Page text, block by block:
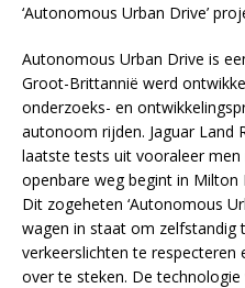
‘Autonomous Urban Drive’
Autonomous Urban Drive is
Groot-Brittannië werd
onderzoeks- en
autonoom rijden. Jaguar Land
laatste tests uit vooraleer
openbare weg begint in Milton
Dit zogeheten ‘Autonomous
wagen in staat om zelfstandig
verkeerslichten te respecteren
over te steken. De